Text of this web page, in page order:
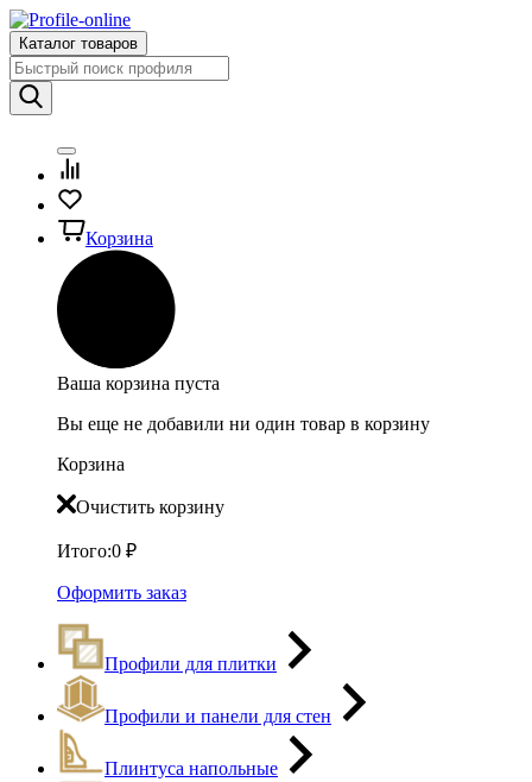
Каталог товаров
Корзина
Ваша корзина пуста
Вы еще не добавили ни один товар в корзину
Корзина
Очистить корзину
Итого:0 ₽
Оформить заказ
Профили для плитки
Профили и панели для стен
Плинтуса напольные